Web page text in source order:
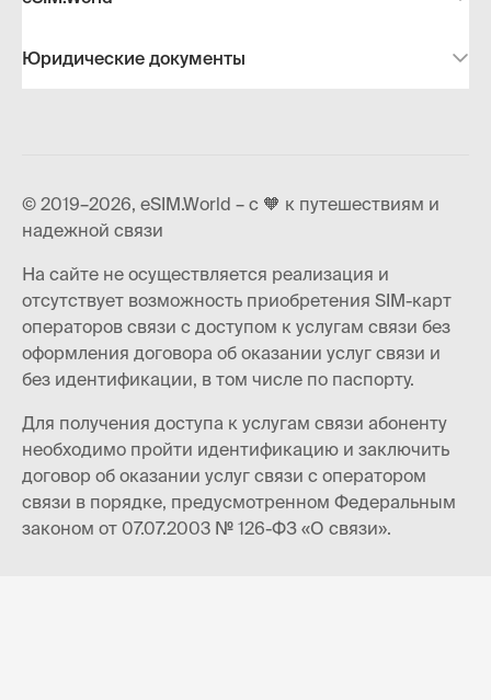
Юридические документы
© 2019–2026, eSIM.World – с 🧡 к путешествиям и
надежной связи
На сайте не осуществляется реализация и
отсутствует возможность приобретения SIM-карт
операторов связи с доступом к услугам связи без
оформления договора об оказании услуг связи и
без идентификации, в том числе по паспорту.
Для получения доступа к услугам связи абоненту
необходимо пройти идентификацию и заключить
договор об оказании услуг связи с оператором
связи в порядке, предусмотренном Федеральным
законом от 07.07.2003 № 126-ФЗ «О связи».